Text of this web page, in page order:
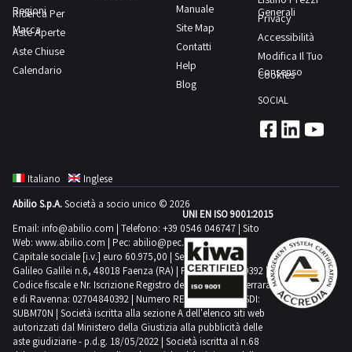
si
trovano
Ercolano
che
al
termine
della
gara
si
sarà
aggiudicato
provvisoriamente
uno
e
non
il
termine
di
48
ore
dalla
lo
delle
attività
di
ritiro
dal
giorno
concordato:
3
giorni
delle
ritiro
dal
giorno
concordato:
1
giorno
delle
attività
di
ritiro
dal
giorno
concordato:
1
giorno
Regioni
Ricerca Per
Marca
Aste Aperte
Aste Chiuse
Calendario
Manuale
Site Map
Contatti
Help
Blog
Generali
Privacy
Accessibilità
Modifica Il Tuo
Consenso
Cookies
SOCIAL
Italiano
Inglese
Abilio S.p.A.Società a socio unico © 2026
Email: info@abilio.com | Telefono: +39 0546 046747 | Sito
Web: www.abilio.com | Pec: abilio@pec.illimity.com
Capitale sociale [i.v.] euro 60.975,00 | Sede legale in Via
Galileo Galilei n.6, 48018 Faenza (RA) | P.IVA: 02704840392 |
Codice fiscale e Nr. Iscrizione Registro delle Imprese di Ferrara
e di Ravenna: 02704840392 | Numero REA RA 224830 | SDI:
SUBM70N | Società iscritta alla sezione A dell'elenco siti web
autorizzati dal Ministero della Giustizia alla pubblicità delle
aste giudiziarie - p.d.g. 18/05/2022 | Società iscritta al n.68
UNI EN ISO 9001:2015